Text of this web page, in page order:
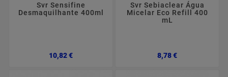
Svr Sensifine
Desmaquilhante 400ml
10,82 €Preço
Svr Sebiaclear Água
Micelar Eco Refill 400
mL
8,78 €Preço